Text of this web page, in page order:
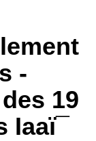
-
19
Iaaï¯